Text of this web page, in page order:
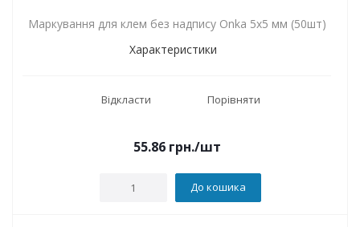
Маркування для клем без надпису Onka 5x5 мм (50шт)
Характеристики
Відкласти Порівняти
55.86 грн./шт
До кошика